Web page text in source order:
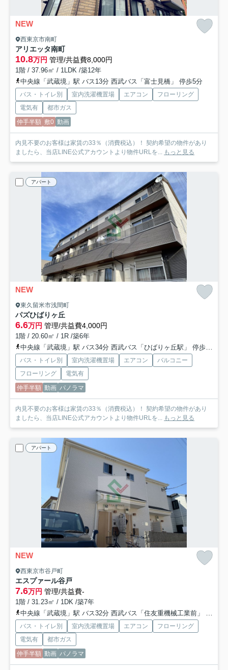
NEW
西東京市南町
アリエッタ南町
10.8万円 管理/共益費8,000円
1階 / 37.96㎡ / 1LDK /築12年
中央線「武蔵境」駅 バス13分 西武バス「富士見橋」 停歩5分
バス・トイレ別 室内洗濯機置場 エアコン
フローリング
電気有
都市ガス
仲手半額 敷0 動画
内見不要のお客様は家賃の33％（消費税込）！ 契約希望の物件があり
ましたら、当店LINE公式アカウントより物件URLを... もっと見る
アパート
NEW
東久留米市浅間町
パズひばりヶ丘
6.6万円 管理/共益費4,000円
1階 / 20.60㎡ / 1R /築6年
中央線「武蔵境」駅 バス34分 西武バス「ひばりヶ丘駅」 停歩10分
バス・トイレ別 室内洗濯機置場 エアコン
バルコニー
フローリング
電気有
仲手半額 動画 パノラマ
内見不要のお客様は家賃の33％（消費税込）！ 契約希望の物件があり
ましたら、当店LINE公式アカウントより物件URLを... もっと見る
アパート
NEW
西東京市谷戸町
エスプァール谷戸
7.6万円 管理/共益費-
1階 / 31.23㎡ / 1DK /築7年
中央線「武蔵境」駅 バス32分 西武バス「住友重機械工業前」 停歩5分
バス・トイレ別 室内洗濯機置場 エアコン
フローリング
電気有
都市ガス
仲手半額 動画 パノラマ